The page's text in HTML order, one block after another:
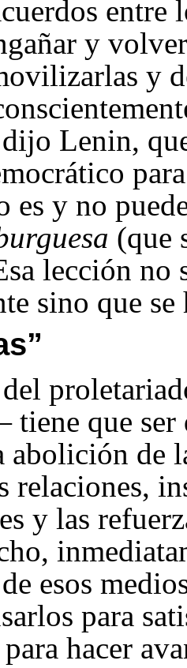
entre
y
y
Lenin,
es y no
(que
lección no
sino que se
que ser
abolición de
relaciones,
y las
esos
para
hacer